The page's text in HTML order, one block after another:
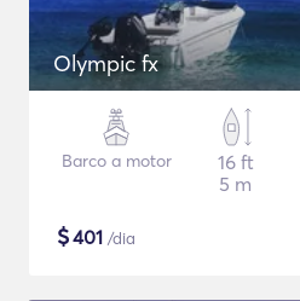
Olympic fx
Barco a motor
16 ft
5 m
$401 /dia